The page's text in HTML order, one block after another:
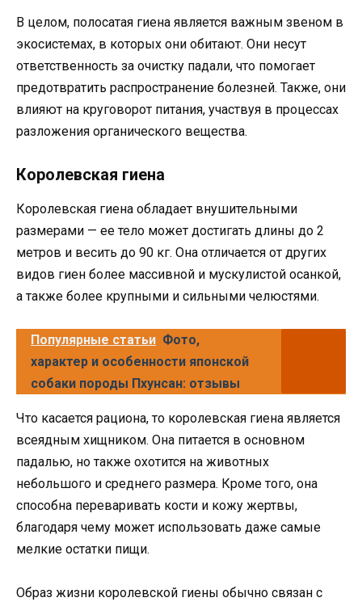
В целом, полосатая гиена является важным звеном в
экосистемах, в которых они обитают. Они несут
ответственность за очистку падали, что помогает
предотвратить распространение болезней. Также, они
влияют на круговорот питания, участвуя в процессах
разложения органического вещества.
Королевская гиена
Королевская гиена обладает внушительными
размерами — ее тело может достигать длины до 2
метров и весить до 90 кг. Она отличается от других
видов гиен более массивной и мускулистой осанкой,
а также более крупными и сильными челюстями.
Популярные статьи Фото,
характер и особенности японской
собаки породы Пхунсан: отзывы
Что касается рациона, то королевская гиена является
всеядным хищником. Она питается в основном
падалью, но также охотится на животных
небольшого и среднего размера. Кроме того, она
способна переваривать кости и кожу жертвы,
благодаря чему может использовать даже самые
мелкие остатки пищи.
Образ жизни королевской гиены обычно связан с